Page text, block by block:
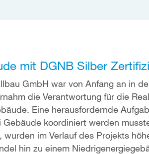
mit DGNB Silber
GmbH war von Anfang an in
die Verantwortung für die
Eine herausfordernde
koordiniert werden
im Verlauf des Projekts
hin zu einem